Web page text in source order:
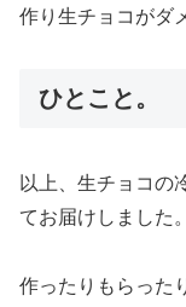
作り生チョコがダ
ひとこと。
以上、生チョコの
てお届けしました。
作ったりもらった